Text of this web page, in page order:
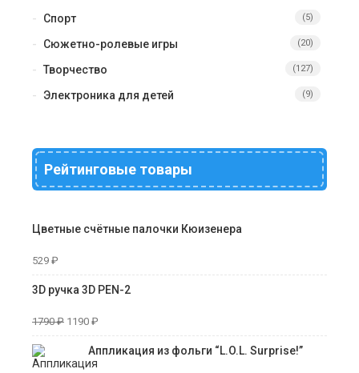
Спорт (5)
Сюжетно-ролевые игры (20)
Творчество (127)
Электроника для детей (9)
Рейтинговые товары
Цветные счётные палочки Кюизенера
529 ₽
3D ручка 3D PEN-2
1790₽ 1190 ₽
Аппликация из фольги “L.O.L. Surprise!”